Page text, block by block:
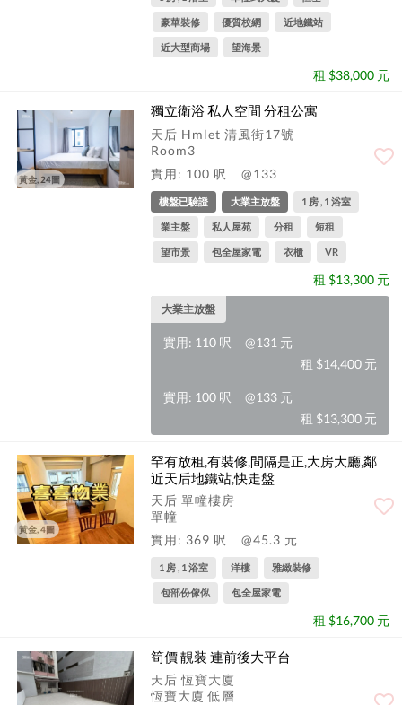
豪華裝修 優質校網 近地鐵站
近大型商場 望海景
租 $38,000 元
黃金, 24圖
獨立衛浴 私人空間 分租公寓
天后 Hmlet 清風街17號
Room3
實用: 100 呎
@133
樓盤已驗證 大業主放盤 1 房 , 1 浴室
業主盤 私人屋苑 分租 短租
望市景 包全屋家電 衣櫃 VR
租 $13,300 元
大業主放盤
實用: 110 呎
@131 元
租 $14,400 元
實用: 100 呎
@133 元
租 $13,300 元
黃金, 4圖
罕有放租,有裝修,間隔是正,大房大廳,鄰
近天后地鐵站,快走盤
天后 單幢樓房
單幢
實用: 369 呎
@45.3 元
1 房 , 1 浴室 洋樓 雅緻裝修
包部份傢俬 包全屋家電
租 $16,700 元
筍價 靚装 連前後大平台
天后 恆寶大廈
恆寶大廈 低層